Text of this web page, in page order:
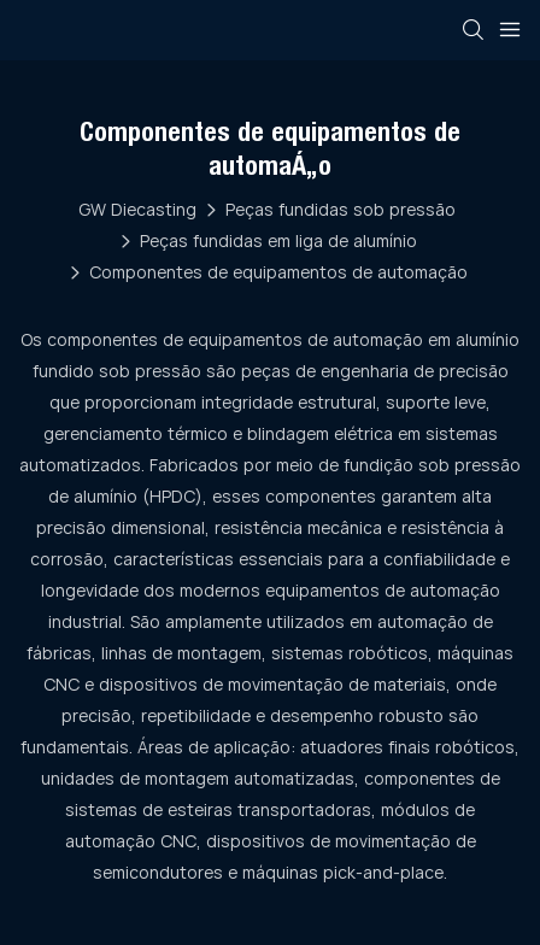
Componentes de equipamentos de
automação
GW Diecasting
Peças fundidas sob pressão
Peças fundidas em liga de alumínio
Componentes de equipamentos de automação
Os componentes de equipamentos de automação em alumínio
fundido sob pressão são peças de engenharia de precisão
que proporcionam integridade estrutural, suporte leve,
gerenciamento térmico e blindagem elétrica em sistemas
automatizados. Fabricados por meio de fundição sob pressão
de alumínio (HPDC), esses componentes garantem alta
precisão dimensional, resistência mecânica e resistência à
corrosão, características essenciais para a confiabilidade e
longevidade dos modernos equipamentos de automação
industrial. São amplamente utilizados em automação de
fábricas, linhas de montagem, sistemas robóticos, máquinas
CNC e dispositivos de movimentação de materiais, onde
precisão, repetibilidade e desempenho robusto são
fundamentais. Áreas de aplicação: atuadores finais robóticos,
unidades de montagem automatizadas, componentes de
sistemas de esteiras transportadoras, módulos de
automação CNC, dispositivos de movimentação de
semicondutores e máquinas pick-and-place.